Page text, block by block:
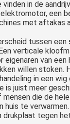
in de
een
met aftakas
tussen
verticale
van een
willen stoken.
in een wig
is juist meer
die de
huis te
tegen